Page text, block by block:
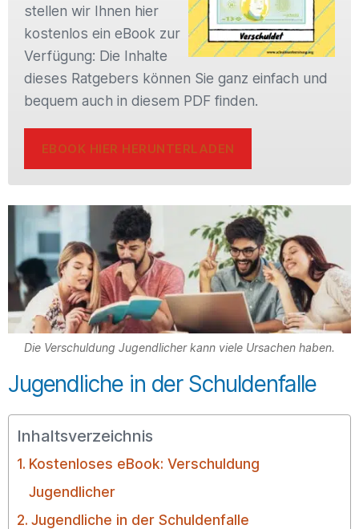
stellen wir Ihnen hier
kostenlos ein eBook zur
Verfügung: Die Inhalte
dieses Ratgebers können Sie ganz einfach und
bequem auch in diesem PDF finden.
EBOOK HIER HERUNTERLADEN
Die Verschuldung Jugendlicher kann viele Ursachen haben.
Jugendliche in der Schuldenfalle
Inhaltsverzeichnis
Kostenloses eBook: Verschuldung
Jugendlicher
Jugendliche in der Schuldenfalle